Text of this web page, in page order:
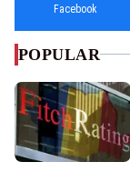
Facebook
POPULAR